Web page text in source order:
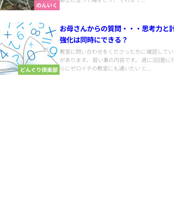
のんいく
どんぐり倶楽部
お母さんからの質問・・・思考力と
強化は同時にできる？
教室に問い合わせをくださった方に 確認して
があります。 習い事の内容です。 週に3回塾に
らにゼロイチの教室にも通いたい と...